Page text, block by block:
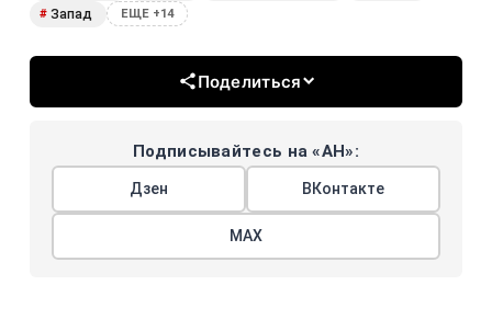
# Запад ЕЩЕ +14
Поделиться
Подписывайтесь на «АН»:
Дзен ВКонтакте
МАХ